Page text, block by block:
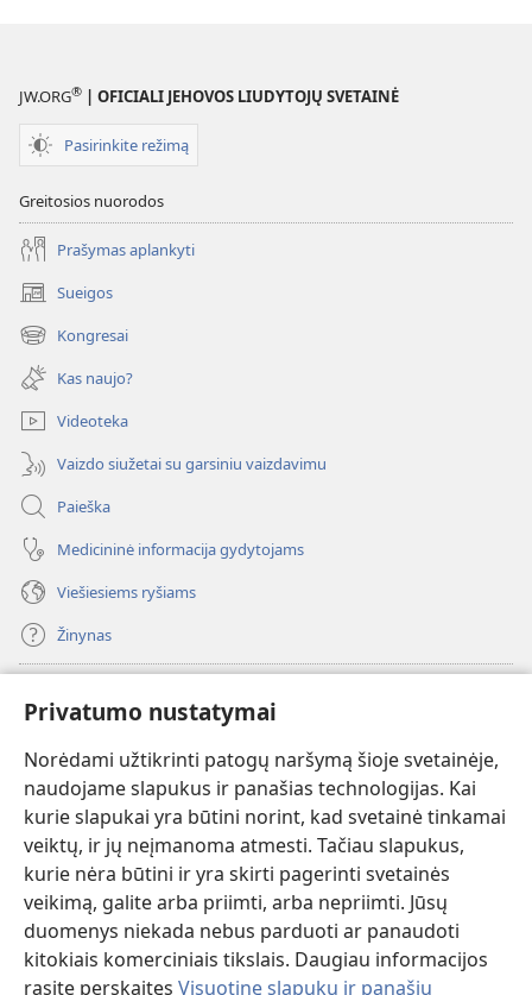
Privatumo nustatymai
Norėdami užtikrinti patogų naršymą šioje svetainėje,
naudojame slapukus ir panašias technologijas. Kai
kurie slapukai yra būtini norint, kad svetainė tinkamai
veiktų, ir jų neįmanoma atmesti. Tačiau slapukus,
kurie nėra būtini ir yra skirti pagerinti svetainės
veikimą, galite arba priimti, arba nepriimti. Jūsų
duomenys niekada nebus parduoti ar panaudoti
kitokiais komerciniais tikslais. Daugiau informacijos
rasite perskaitęs Visuotinę slapukų ir panašių
JW.ORG® | OFICIALI JEHOVOS LIUDYTOJŲ SVETAINĖ
Pasirinkite režimą
Greitosios nuorodos
Prašymas aplankyti
Sueigos
(atsiveria
naujas
langas)
Kongresai
(atsiveria
naujas
langas)
Kas naujo?
Videoteka
Vaizdo siužetai su garsiniu vaizdavimu
Paieška
Medicininė informacija gydytojams
Viešiesiems ryšiams
Žinynas
(atsiveria
naujas
langas)Sargybos bokšto INTERNETINĖ BIBLIOTEKA
(atsiveria
naujas
langas)JW Hub ®
(atsiveria
naujas
langas)JW Library
Watchtower Library